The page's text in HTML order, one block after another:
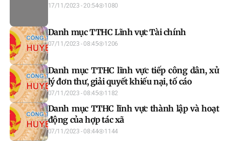
17/11/2023 - 20:54 1080
Danh mục TTHC Lĩnh vực Tài chính
07/11/2023 - 08:45 1206
Danh mục TTHC lĩnh vực tiếp công dân, xử
lý đơn thư, giải quyết khiếu nại, tố cáo
07/11/2023 - 08:45 1182
Danh mục TTHC lĩnh vực thành lập và hoạt
động của hợp tác xã
07/11/2023 - 08:44 1144